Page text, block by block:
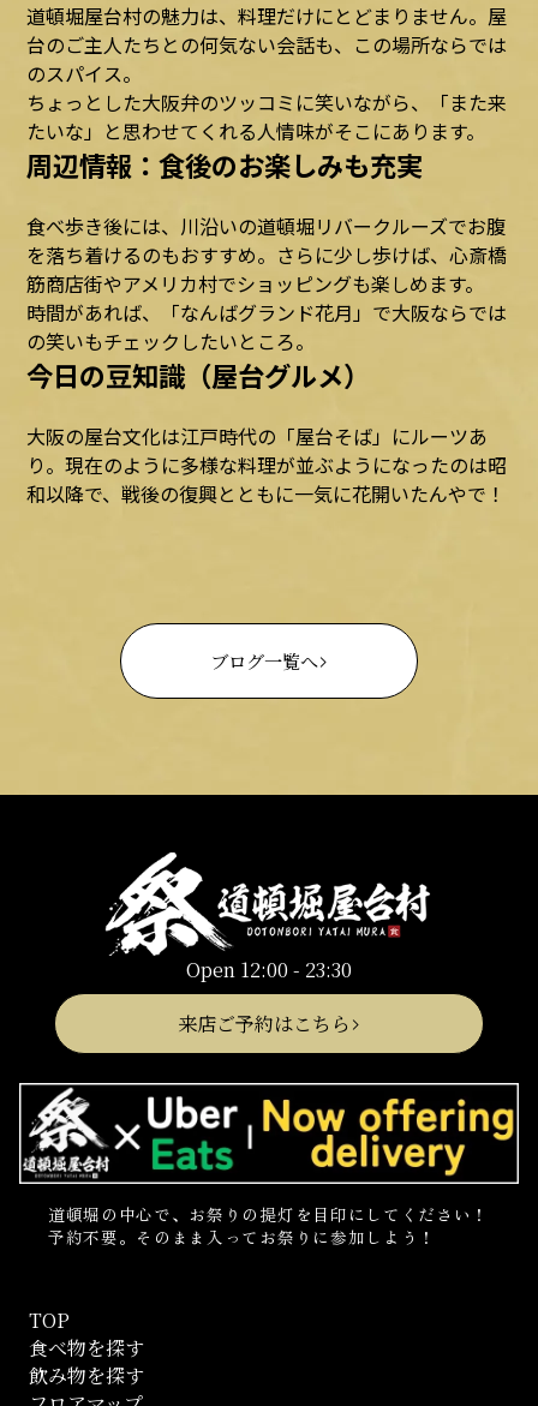
道頓堀屋台村の魅力は、料理だけにとどまりません。屋
台のご主人たちとの何気ない会話も、この場所ならでは
のスパイス。
ちょっとした大阪弁のツッコミに笑いながら、「また来
たいな」と思わせてくれる人情味がそこにあります。
周辺情報：食後のお楽しみも充実
食べ歩き後には、川沿いの道頓堀リバークルーズでお腹
を落ち着けるのもおすすめ。さらに少し歩けば、心斎橋
筋商店街やアメリカ村でショッピングも楽しめます。
時間があれば、「なんばグランド花月」で大阪ならでは
の笑いもチェックしたいところ。
今日の豆知識（屋台グルメ）
大阪の屋台文化は江戸時代の「屋台そば」にルーツあ
り。現在のように多様な料理が並ぶようになったのは昭
和以降で、戦後の復興とともに一気に花開いたんやで！
ブログ一覧へ
Open 12:00 - 23:30
来店ご予約はこちら
道頓堀の中心で、お祭りの提灯を目印にしてください！
予約不要。そのまま入ってお祭りに参加しよう！
TOP
食べ物を探す
飲み物を探す